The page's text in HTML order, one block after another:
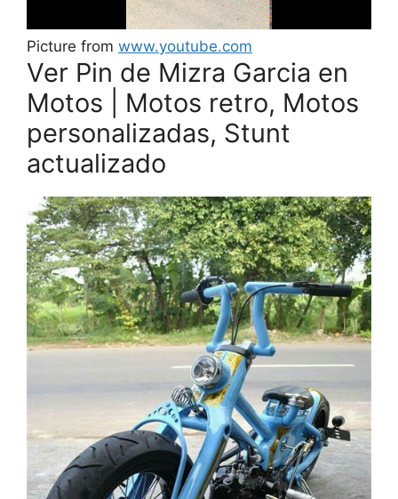
Picture from www.youtube.com
Ver Pin de Mizra Garcia en
Motos | Motos retro, Motos
personalizadas, Stunt
actualizado